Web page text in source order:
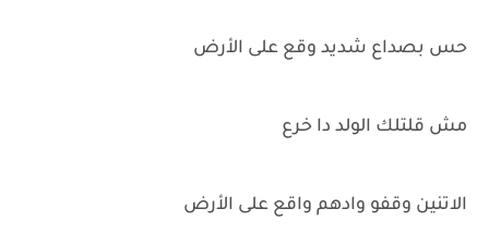
حس بصداع شديد وقع على الأرض
مش قلتلك الولد دا خرع
الاتنين وقفو وادهم واقع على الأرض